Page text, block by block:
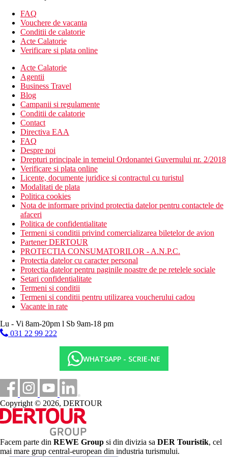
Alte tipuri de camere (daca nu se specifica altfel, includ
dotarile de mai sus):
Camera single, cladirea principala
Camera single bungalow
Camera dubla bungalow Premium: spatioasa, baie
renovata
piscina comuna
Descrierea hotelului
Hotelul dispune de:
hol de intrare cu receptie
restaurant principal
restaurante à la carte (specific oriental, italian, mexican) –
gratuite, cu rezervare obligatorie
lobby bar
bar langa piscina
bar pe plaja
3 piscine (1 cu posibilitate de incalzire in sezonul de iarna)
sezlonguri, umbrele de soare si prosoape gratuite
zona de relaxare cu piscina
tobogane acvatice
piscina pentru copii
loc de joaca pentru copii
miniclub
magazine
Descrierea plajei
plaja cu nisip
shuttle bus gratuit catre plaja
sezlonguri, umbrele de soare si prosoape gratuite
Activitati gratuite
fitness
tenis de masa
biliard
volei pe plaja
Activitati contra cost
teren de tenis
centru spa
masaje
FAQ
Vouchere de vacanta
Conditii de calatorie
Acte Calatorie
Verificare si plata online
Acte Calatorie
Agentii
Business Travel
Blog
Campanii si regulamente
Conditii de calatorie
Contact
Directiva EAA
FAQ
Despre noi
Drepturi principale in temeiul Ordonantei Guvernului nr. 2/2018
Verificare si plata online
Licente, documente juridice si contractul cu turistul
Modalitati de plata
Politica cookies
Nota de informare privind protectia datelor pentru contactele de
afaceri
Politica de confidentialitate
Termeni si conditii privind comercializarea biletelor de avion
Partener DERTOUR
PROTECTIA CONSUMATORILOR - A.N.P.C.
Protectia datelor cu caracter personal
Protectia datelor pentru paginile noastre de pe retelele sociale
Setari confidentialitate
Termeni si conditii
Termeni si conditii pentru utilizarea voucherului cadou
Vacante in rate
Lu - Vi 8am-20pm l Sb 9am-18 pm
031 22 99 222
WHATSAPP - SCRIE-NE
Copyright © 2026, DERTOUR
Facem parte din REWE Group si din divizia sa DER Touristik, cel
mai mare grup central-european din industria turismului.